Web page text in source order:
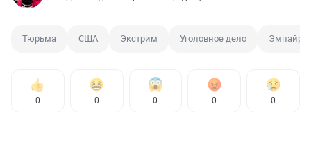
Тюрьма США Экстрим Уголовное дело Эмпайр-
0 0 0 0 0